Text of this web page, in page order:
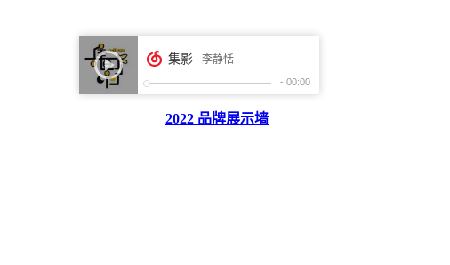
2022 品牌展示墙